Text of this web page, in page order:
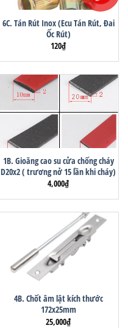
6C. Tán Rút Inox (Ecu Tán Rút, Đai
Ốc Rút)
120₫
1B. Gioăng cao su cửa chống cháy
D20x2 ( trương nở 15 lần khi cháy)
4,000₫
4B. Chốt âm lật kích thước
172x25mm
25,000₫